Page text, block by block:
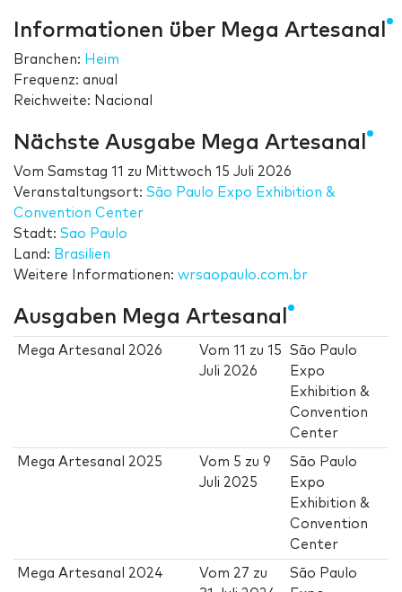
Informationen über Mega Artesanal
Branchen: Heim
Frequenz: anual
Reichweite: Nacional
Nächste Ausgabe Mega Artesanal
Vom Samstag 11 zu Mittwoch 15 Juli 2026
Veranstaltungsort: São Paulo Expo Exhibition &
Convention Center
Stadt: Sao Paulo
Land: Brasilien
Weitere Informationen: wrsaopaulo.com.br
Ausgaben Mega Artesanal
Mega Artesanal 2026 Vom11 zu15
Juli 2026
São Paulo
Expo
Exhibition &
Convention
Center
Mega Artesanal 2025 Vom 5 zu9
Juli 2025
São Paulo
Expo
Exhibition &
Convention
Center
Mega Artesanal 2024 Vom 27 zu
São Paulo